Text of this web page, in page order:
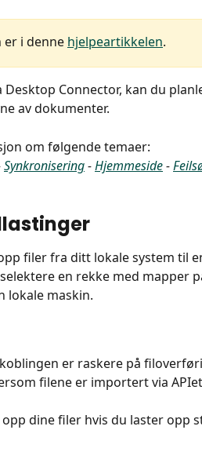
i denne hjelpeartikkelen.
Connector, kan du
av dokumenter.
om følgende temaer:
Synkronisering - Hjemmeside -
filer fra ditt lokale system til
en rekke med mapper
lokale maskin.
er raskere på
filene er importert via
dine filer hvis du laster opp